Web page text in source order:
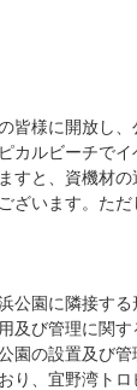
皆様に開放し
カルビーチで
すと、資機材
ざいます。た
公園に隣接す
及び管理に関
園の設置及び
り、宜野湾ト